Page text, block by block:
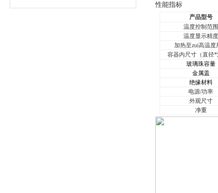
性能指标
产品型号
温度控制范围
温度显示精度
加热至zui高温度
容器内尺寸（直径*
玻璃珠容量
金属盖
绝缘材料
电源/功率
外观尺寸
净重